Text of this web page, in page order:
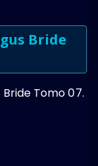
Bride
Tomo 07.